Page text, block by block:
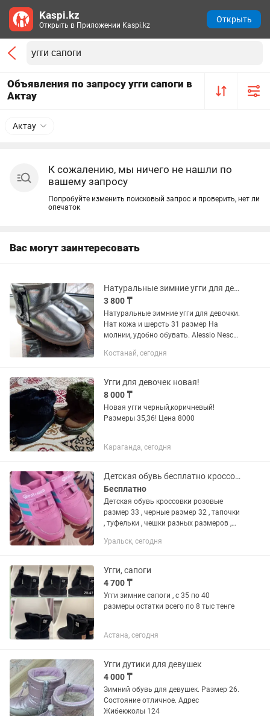
Объявления по запросу угги сапоги в
Актау
Актау
К сожалению, мы ничего не нашли по
вашему запросу
Попробуйте изменить поисковый запрос и проверить, нет ли
опечаток
Вас могут заинтересовать
Натуральные зимние угги для девочки. Нат кожа и шерсть 31 размер
3 800 ₸
Натуральные зимние угги для девочки.
Нат кожа и шерсть 31 размер На
молнии, удобно обувать. Alessio Nesca
Костанай, сегодня
Угги для девочек новая!
8 000 ₸
Новая угги черный,коричневый!
Размеры 35,36! Цена 8000
Караганда, сегодня
Детская обувь бесплатно кроссовки
Бесплатно
Детская обувь кроссовки розовые
размер 33 , черные размер 32 , тапочки
, туфельки , чешки разных размеров ,
пишите, угги размер 30, резиновые
Уральск, сегодня
Угги, сапоги
4 700 ₸
Угги зимние сапоги , с 35 по 40
размеры остатки всего по 8 тыс тенге
Астана, сегодня
Угги дутики для девушек
4 000 ₸
Зимний обувь для девушек. Размер 26.
Состояние отличное. Адрес
Жибекжолы 124
Kaspi.kz
Открыть в Приложении Kaspi.kz
Открыть